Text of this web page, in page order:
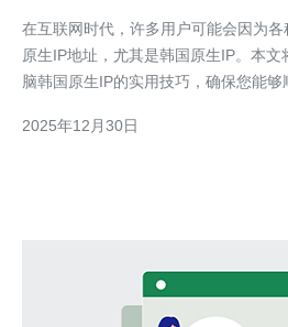
在互联网时代，许多用户可能会因为
原生IP地址，尤其是韩国原生IP。本
脑韩国原生IP的实用技巧，确保您能够顺利进
商）所分配的IP地址。获取这种IP地址
2025年12月30日